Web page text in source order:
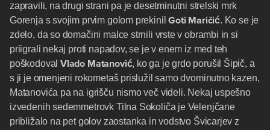
zapravili, na drugi strani pa je desetminutni strelski mrk
Gorenja s svojim prvim golom prekinilGoti Maričić. Ko se je
zdelo, da so domačini malce strnili vrste v obrambi in si
priigrali nekaj proti napadov, se je v enem iz med teh
poškodovalVlado Matanović, ko ga je grdo porušil Šipič, a
s ji je omenjeni rokometaš prislužil samo dvominutno kazen,
Matanovića pa na igrišču nismo več videli. Nekaj uspešno
izvedenih sedemmetrovk Tilna Sokoliča je Velenjčane
približalo na pet golov zaostanka in vodstvo Švicarjev z